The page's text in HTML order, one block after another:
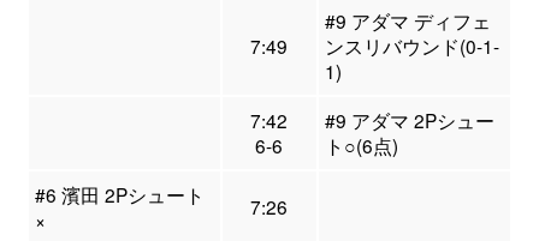
7:49
#9 アダマ ディフェ
ンスリバウンド(0-1-
1)
7:42
6-6
#9 アダマ 2Pシュー
ト○(6点)
#6 濱田 2Pシュート
×
7:26